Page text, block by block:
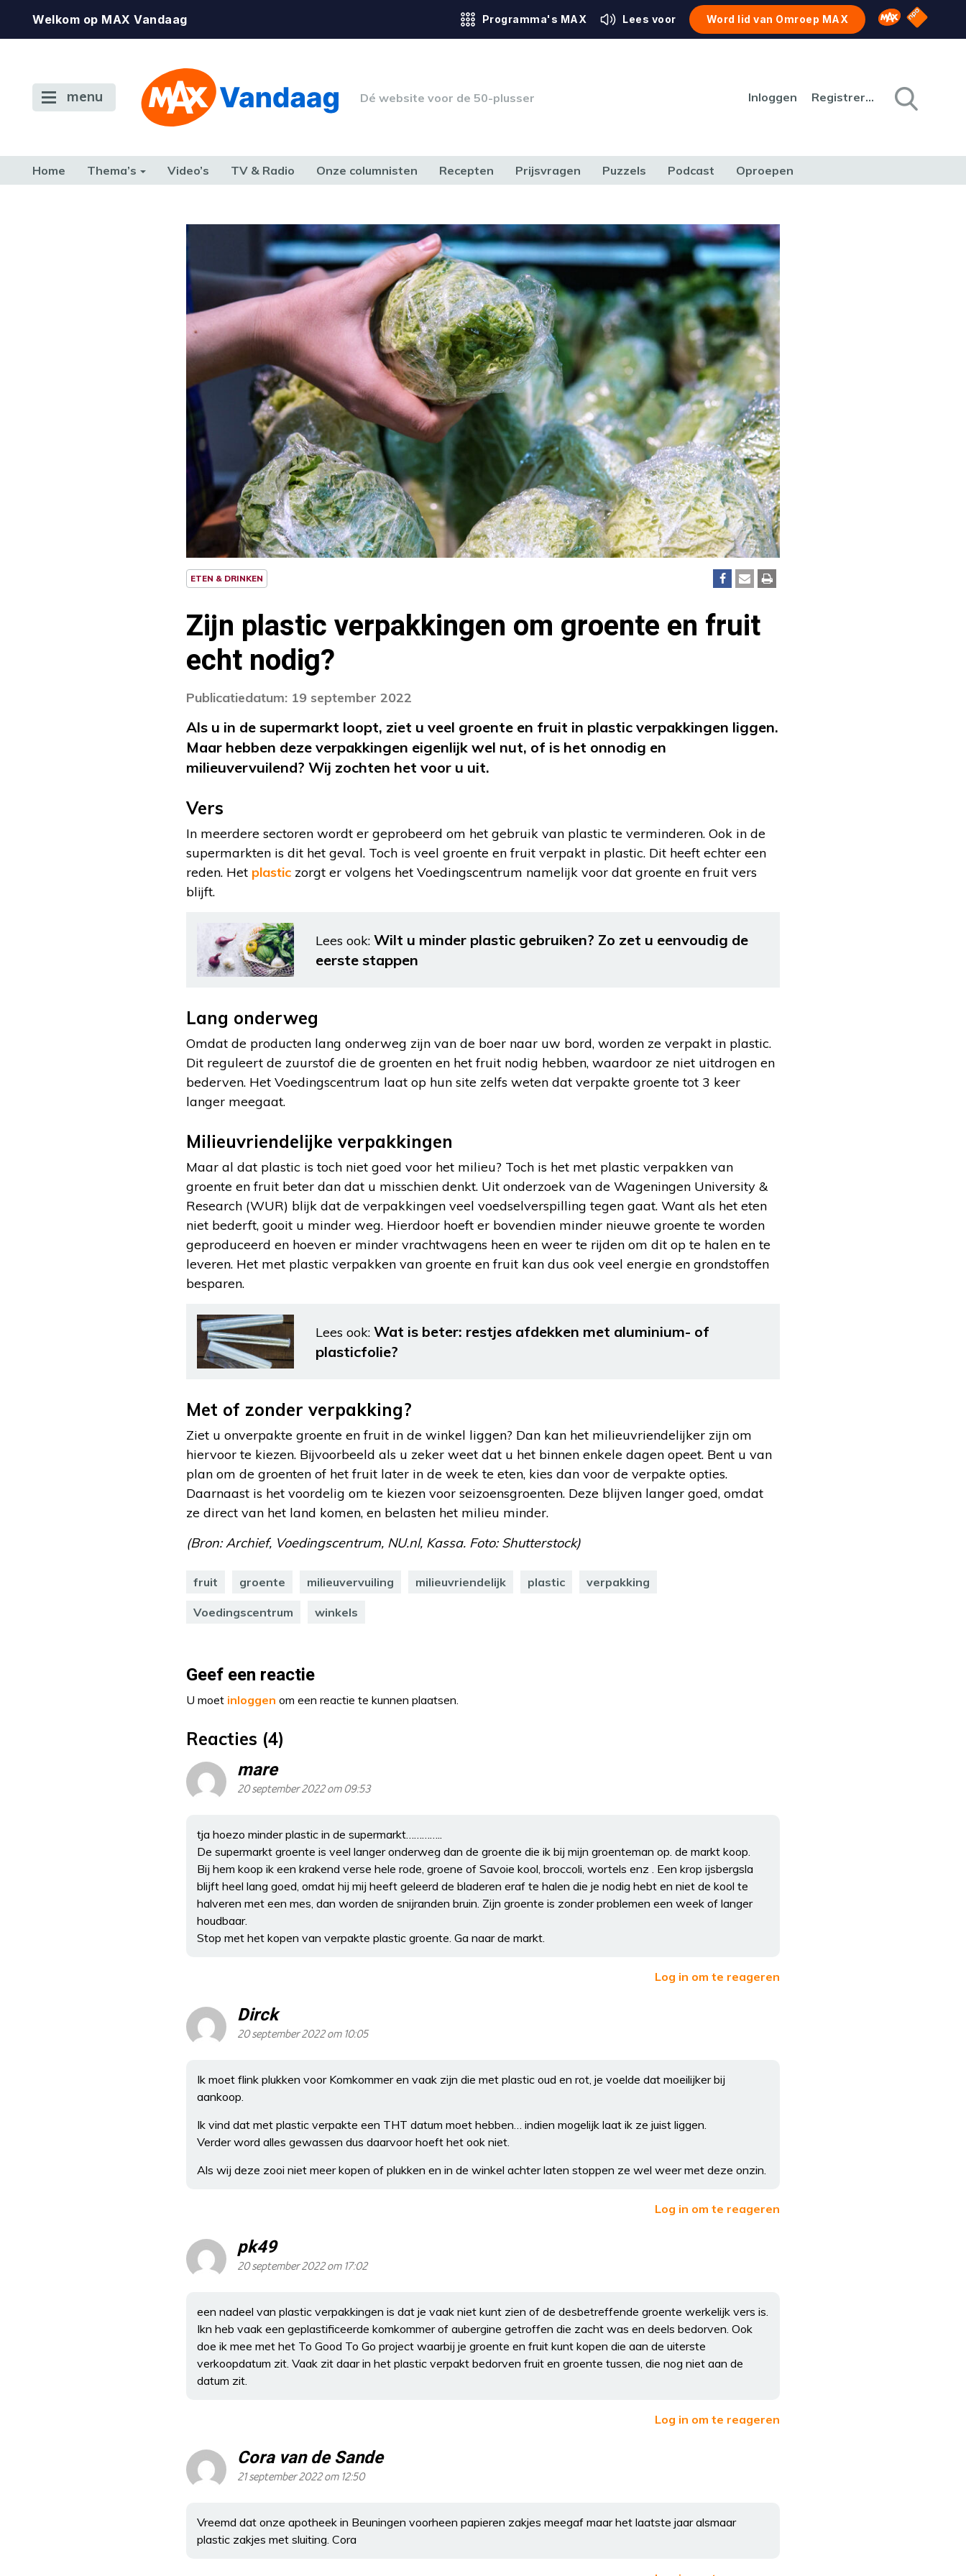
Welkom op MAX Vandaag Programma's MAX Lees voor Word lid van Omroep MAX Omroep MAX
NPO
menu Dé website voor de 50-plusser Inloggen Registreren
Home Thema’s Video’s TV & Radio Onze columnisten Recepten Prijsvragen Puzzels Podcast Oproepen
ETEN & DRINKEN
Zijn plastic verpakkingen om groente en fruit
echt nodig?
Publicatiedatum: 19 september 2022
Als u in de supermarkt loopt, ziet u veel groente en fruit in plastic verpakkingen liggen.
Maar hebben deze verpakkingen eigenlijk wel nut, of is het onnodig en
milieuvervuilend? Wij zochten het voor u uit.
Vers
In meerdere sectoren wordt er geprobeerd om het gebruik van plastic te verminderen. Ook in de
supermarkten is dit het geval. Toch is veel groente en fruit verpakt in plastic. Dit heeft echter een
reden. Het plastic zorgt er volgens het Voedingscentrum namelijk voor dat groente en fruit vers
blijft.
Lees ook: Wilt u minder plastic gebruiken? Zo zet u eenvoudig de
eerste stappen
Lang onderweg
Omdat de producten lang onderweg zijn van de boer naar uw bord, worden ze verpakt in plastic.
Dit reguleert de zuurstof die de groenten en het fruit nodig hebben, waardoor ze niet uitdrogen en
bederven. Het Voedingscentrum laat op hun site zelfs weten dat verpakte groente tot 3 keer
langer meegaat.
Milieuvriendelijke verpakkingen
Maar al dat plastic is toch niet goed voor het milieu? Toch is het met plastic verpakken van
groente en fruit beter dan dat u misschien denkt. Uit onderzoek van de Wageningen University &
Research (WUR) blijk dat de verpakkingen veel voedselverspilling tegen gaat. Want als het eten
niet bederft, gooit u minder weg. Hierdoor hoeft er bovendien minder nieuwe groente te worden
geproduceerd en hoeven er minder vrachtwagens heen en weer te rijden om dit op te halen en te
leveren. Het met plastic verpakken van groente en fruit kan dus ook veel energie en grondstoffen
besparen.
Lees ook: Wat is beter: restjes afdekken met aluminium- of
plasticfolie?
Met of zonder verpakking?
Ziet u onverpakte groente en fruit in de winkel liggen? Dan kan het milieuvriendelijker zijn om
hiervoor te kiezen. Bijvoorbeeld als u zeker weet dat u het binnen enkele dagen opeet. Bent u van
plan om de groenten of het fruit later in de week te eten, kies dan voor de verpakte opties.
Daarnaast is het voordelig om te kiezen voor seizoensgroenten. Deze blijven langer goed, omdat
ze direct van het land komen, en belasten het milieu minder.
(Bron: Archief, Voedingscentrum, NU.nl, Kassa. Foto: Shutterstock)
fruit groente milieuvervuiling milieuvriendelijk plastic verpakking
Voedingscentrum winkels
Geef een reactie
U moet inloggen om een reactie te kunnen plaatsen.
Reacties (4)
mare
20 september 2022 om 09:53
tja hoezo minder plastic in de supermarkt…………..
De supermarkt groente is veel langer onderweg dan de groente die ik bij mijn groenteman op. de markt koop.
Bij hem koop ik een krakend verse hele rode, groene of Savoie kool, broccoli, wortels enz . Een krop ijsbergsla
blijft heel lang goed, omdat hij mij heeft geleerd de bladeren eraf te halen die je nodig hebt en niet de kool te
halveren met een mes, dan worden de snijranden bruin. Zijn groente is zonder problemen een week of langer
houdbaar.
Stop met het kopen van verpakte plastic groente. Ga naar de markt.
Log in om te reageren
Dirck
20 september 2022 om 10:05
Ik moet flink plukken voor Komkommer en vaak zijn die met plastic oud en rot, je voelde dat moeilijker bij
aankoop.
Ik vind dat met plastic verpakte een THT datum moet hebben… indien mogelijk laat ik ze juist liggen.
Verder word alles gewassen dus daarvoor hoeft het ook niet.
Als wij deze zooi niet meer kopen of plukken en in de winkel achter laten stoppen ze wel weer met deze onzin.
Log in om te reageren
pk49
20 september 2022 om 17:02
een nadeel van plastic verpakkingen is dat je vaak niet kunt zien of de desbetreffende groente werkelijk vers is.
Ikn heb vaak een geplastificeerde komkommer of aubergine getroffen die zacht was en deels bedorven. Ook
doe ik mee met het To Good To Go project waarbij je groente en fruit kunt kopen die aan de uiterste
verkoopdatum zit. Vaak zit daar in het plastic verpakt bedorven fruit en groente tussen, die nog niet aan de
datum zit.
Log in om te reageren
Cora van de Sande
21 september 2022 om 12:50
Vreemd dat onze apotheek in Beuningen voorheen papieren zakjes meegaf maar het laatste jaar alsmaar
plastic zakjes met sluiting. Cora